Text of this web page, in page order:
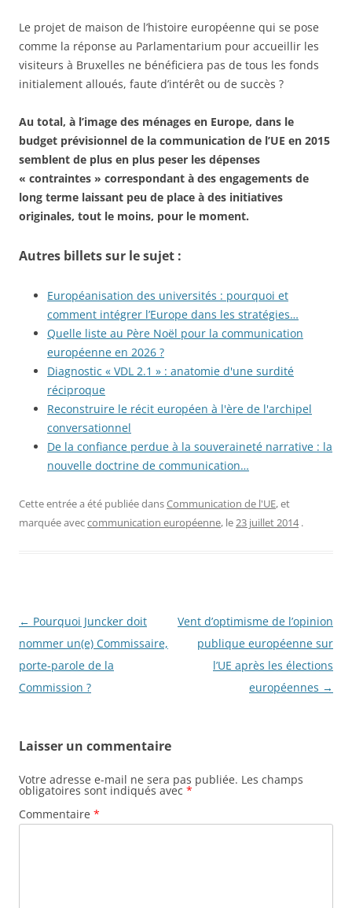
Le projet de maison de l’histoire européenne qui se pose
comme la réponse au Parlamentarium pour accueillir les
visiteurs à Bruxelles ne bénéficiera pas de tous les fonds
initialement alloués, faute d’intérêt ou de succès ?
Au total, à l’image des ménages en Europe, dans le
budget prévisionnel de la communication de l’UE en 2015
semblent de plus en plus peser les dépenses
« contraintes » correspondant à des engagements de
long terme laissant peu de place à des initiatives
originales, tout le moins, pour le moment.
Autres billets sur le sujet :
Européanisation des universités : pourquoi et
comment intégrer l’Europe dans les stratégies…
Quelle liste au Père Noël pour la communication
européenne en 2026 ?
Diagnostic « VDL 2.1 » : anatomie d'une surdité
réciproque
Reconstruire le récit européen à l'ère de l'archipel
conversationnel
De la confiance perdue à la souveraineté narrative : la
nouvelle doctrine de communication…
Cette entrée a été publiée dansCommunication de l'UE, et
marquée aveccommunication européenne, le23 juillet 2014 .
Navigation
des
articles
← Pourquoi Juncker doit
nommer un(e) Commissaire,
porte-parole de la
Commission ?
Vent d’optimisme de l’opinion
publique européenne sur
l’UE après les élections
européennes →
Laisser un commentaire
Votre adresse e-mail ne sera pas publiée. Les champs
obligatoires sont indiqués avec *
Commentaire *